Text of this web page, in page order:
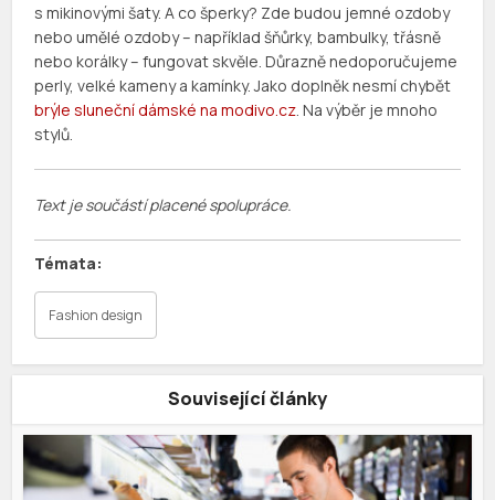
s mikinovými šaty. A co šperky? Zde budou jemné ozdoby
nebo umělé ozdoby – například šňůrky, bambulky, třásně
nebo korálky – fungovat skvěle. Důrazně nedoporučujeme
perly, velké kameny a kamínky. Jako doplněk nesmí chybět
brýle sluneční dámské na modivo.cz. Na výběr je mnoho
stylů.
Text je součástí placené spolupráce.
Fashion design
Související články